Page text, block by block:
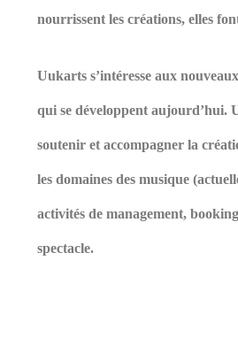
nourrissent les créations, elles
Uukarts s’intéresse aux
qui se développent aujourd’hui.
soutenir et accompagner la
les domaines des musique
activités de management,
spectacle.